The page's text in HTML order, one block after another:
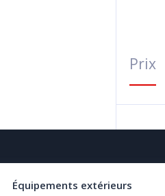
Prix
Équipements extérieurs